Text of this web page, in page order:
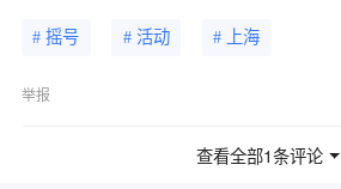
# 摇号 # 活动 # 上海
举报
查看全部1条评论